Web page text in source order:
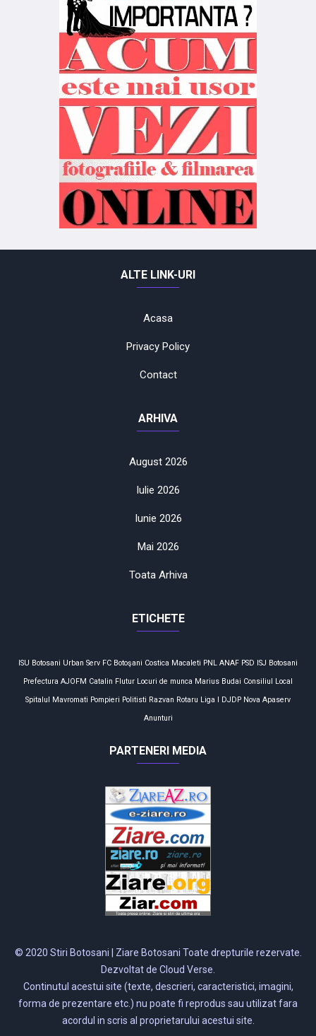
ALTE LINK-URI
Acasa
Privacy Policy
Contact
ARHIVA
August 2026
Iulie 2026
Iunie 2026
Mai 2026
Toata Arhiva
ETICHETE
ISU Botosani Urban Serv FC Botoşani Costica Macaleti PNL ANAF PSD ISJ Botosani
Prefectura AJOFM Catalin Flutur Locuri de munca Marius Budai Consiliul Local
Spitalul Mavromati Pompieri Politisti Razvan Rotaru Liga I DJDP Nova Apaserv
Anunturi
PARTENERI MEDIA
© 2020 Stiri Botosani | Ziare Botosani Toate drepturile rezervate.
Dezvoltat de Cloud Verse.
Continutul acestui site (texte, descrieri, caracteristici, imagini,
forma de prezentare etc.) nu poate fi reprodus sau utilizat fara
acordul in scris al proprietarului acestui site.